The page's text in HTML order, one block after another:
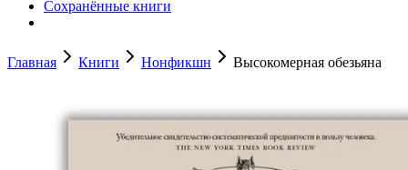
Сохранённые книги
Главная Книги Нонфикшн Высокомерная обезьяна